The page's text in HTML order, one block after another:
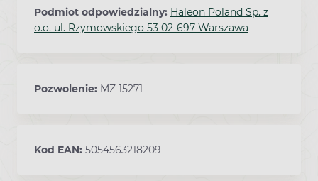
Podmiot odpowiedzialny: Haleon Poland Sp. z
o.o. ul. Rzymowskiego 53 02-697 Warszawa
Pozwolenie: MZ 15271
Kod EAN: 5054563218209